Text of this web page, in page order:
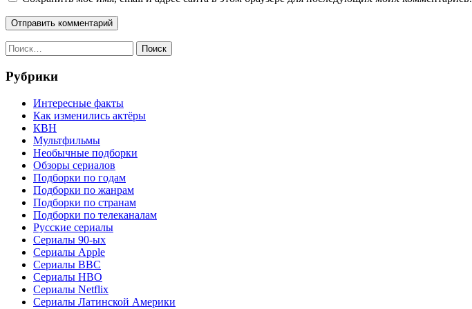
Найти:
Рубрики
Интересные факты
Как изменились актёры
КВН
Мультфильмы
Необычные подборки
Обзоры сериалов
Подборки по годам
Подборки по жанрам
Подборки по странам
Подборки по телеканалам
Русские сериалы
Сериалы 90-ых
Сериалы Apple
Сериалы BBC
Сериалы HBO
Сериалы Netflix
Сериалы Латинской Америки